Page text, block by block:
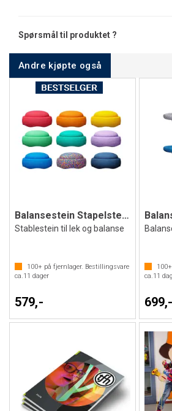
Spørsmål til produktet ?
Andre kjøpte også
Balansestein Stapelstein® | 1 stk.
Stablestein til lek og balanse
100+ på fjernlager. Bestillingsvare
ca.11 dager
579,-
100+
ca.11
699,-